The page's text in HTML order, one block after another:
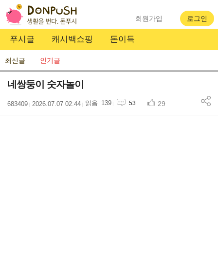
푸시글 캐시백쇼핑 돈이득
회원가입 로그인
최신글 인기글
네쌍둥이 숫자놀이
683409 2026.07.07 02:44 139 53 29